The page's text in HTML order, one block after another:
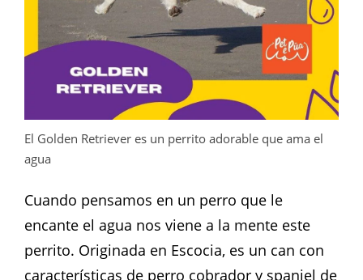
El Golden Retriever es un perrito adorable que ama el
agua
Cuando pensamos en un perro que le
encante el agua nos viene a la mente este
perrito. Originada en Escocia, es un can con
características de perro cobrador y spaniel de